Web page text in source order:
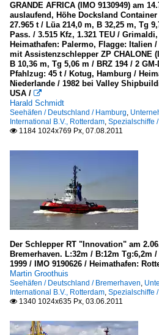
GRANDE AFRICA (IMO 9130949) am
auslaufend, Höhe Docksland Container
27.965 t / Lüa 214,0 m, B 32,25 m, Tg
Pass. / 3.515 Kfz, 1.321 TEU /
Heimathafen: Palermo, Flagge: Italien
mit Assistenzschlepper ZP CHALONE
B 10,36 m, Tg 5,06 m / BRZ 194 / 2
Pfahlzug: 45 t / Kotug, Hamburg /
Niederlande / 1982 bei Valley
USA / 
Harald Schmidt
Seehäfen / Deutschland / Hamburg,
International B.V., Rotterdam, Spezialschiffe
 1184 1024x769 Px, 07.08.2011
Der Schlepper RT "Innovation" am
Bremerhaven. L:32m / B:12m Tg:6,2m
1999 / IMO 9190626 / Heimathafen:
Martin Groothuis
Seehäfen / Deutschland / Bremerhaven,
International B.V., Rotterdam, Spezialschiffe
 1340 1024x635 Px, 03.06.2011